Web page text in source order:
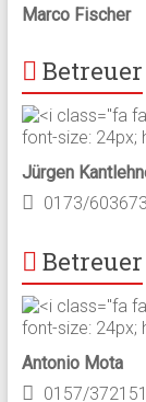
Marco Fischer
Betreuer
Jürgen
0173/
Betreuer
Antonio Mota
0157/